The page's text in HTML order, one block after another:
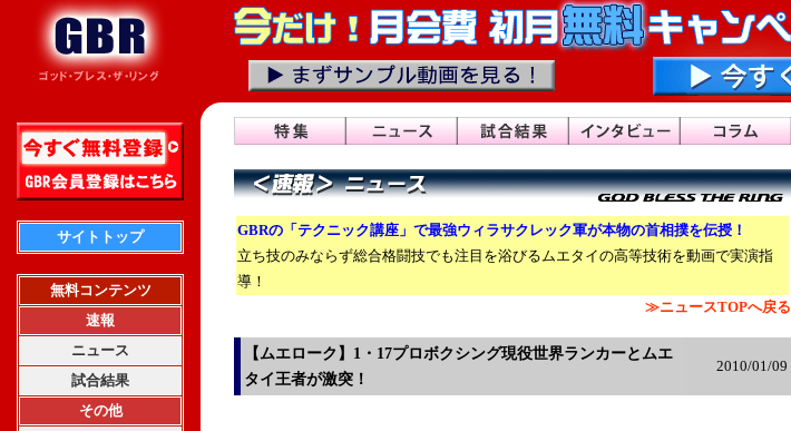
サイトトップ
無料コンテンツ
速報
ニュース
試合結果
その他
GBRの「テクニック講座」で最強ウィラサクレック軍が本物の首相撲を伝授！
立ち技のみならず総合格闘技でも注目を浴びるムエタイの高等技術を動画で実演指
導！
≫ニュースTOPへ戻る
【ムエローク】1・17プロボクシング現役世界ランカーとムエ
タイ王者が激突！
2010/01/09